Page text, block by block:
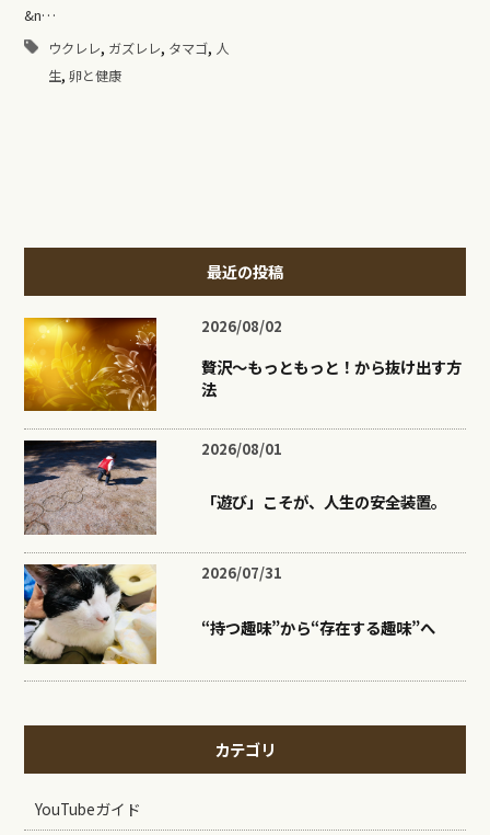
&n…
ウクレレ, ガズレレ, タマゴ, 人
生, 卵と健康
最近の投稿
2026/08/02
贅沢〜もっともっと！から抜け出す方
法
2026/08/01
「遊び」こそが、人生の安全装置。
2026/07/31
“持つ趣味”から“存在する趣味”へ
カテゴリ
YouTubeガイド